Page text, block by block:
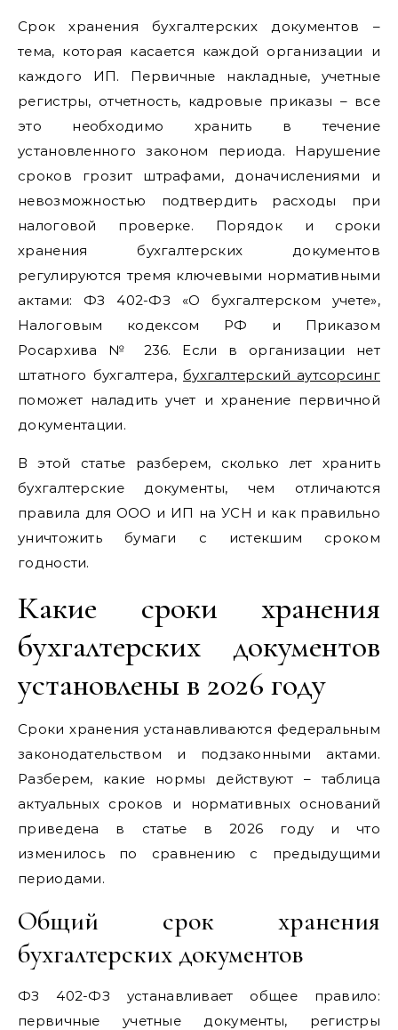
Срок хранения бухгалтерских документов –
тема, которая касается каждой организации и
каждого ИП. Первичные накладные, учетные
регистры, отчетность, кадровые приказы – все
это необходимо хранить в течение
установленного законом периода. Нарушение
сроков грозит штрафами, доначислениями и
невозможностью подтвердить расходы при
налоговой проверке. Порядок и сроки
хранения бухгалтерских документов
регулируются тремя ключевыми нормативными
актами: ФЗ 402-ФЗ «О бухгалтерском учете»,
Налоговым кодексом РФ и Приказом
Росархива № 236. Если в организации нет
штатного бухгалтера, бухгалтерский аутсорсинг
поможет наладить учет и хранение первичной
документации.
В этой статье разберем, сколько лет хранить
бухгалтерские документы, чем отличаются
правила для ООО и ИП на УСН и как правильно
уничтожить бумаги с истекшим сроком
годности.
Какие сроки хранения
бухгалтерских документов
установлены в 2026 году
Сроки хранения устанавливаются федеральным
законодательством и подзаконными актами.
Разберем, какие нормы действуют – таблица
актуальных сроков и нормативных оснований
приведена в статье в 2026 году и что
изменилось по сравнению с предыдущими
периодами.
Общий срок хранения
бухгалтерских документов
ФЗ 402-ФЗ устанавливает общее правило:
первичные учетные документы, регистры